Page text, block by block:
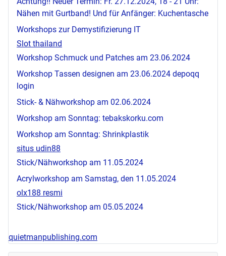
Nähen mit Gurtband! Und für Anfänger: Kuchentasche
Workshops zur Demystifizierung IT
Slot thailand
Workshop Schmuck und Patches am 23.06.2024
Workshop Tassen designen am 23.06.2024 depoqq
login
Stick- & Nähworkshop am 02.06.2024
Workshop am Sonntag: tebakskorku.com
Workshop am Sonntag: Shrinkplastik
situs udin88
Stick/Nähworkshop am 11.05.2024
Acrylworkshop am Samstag, den 11.05.2024
olx188 resmi
Stick/Nähworkshop am 05.05.2024
quietmanpublishing.com